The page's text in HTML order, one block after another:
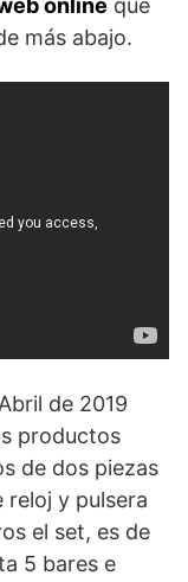
online que
más abajo.
de 2019
productos
de dos piezas
reloj y pulsera
el set, es de
5 bares e